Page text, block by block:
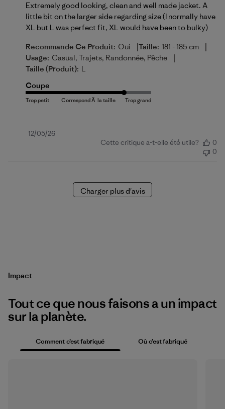
Extremely good looking, clean and well made jacket. A
little bit on the larger side regarding size (I normally have
XL but L was perfect fit, XL would have been to bulky)
Recommande Ce Produit: Oui |Taille: 181 - 185 cm |
Usage: Casual, Trajets, Randonnée, Pêche |
Taille (produit): L
Coupe
Date
12/05/26
Cette critique a-t-elle été utile?
0
0
Charger plus d'avis
Impact
Tout ce que nous faisons a un impact
sur la planète.
Comment c’est fabriqué Où c’est fabriqué